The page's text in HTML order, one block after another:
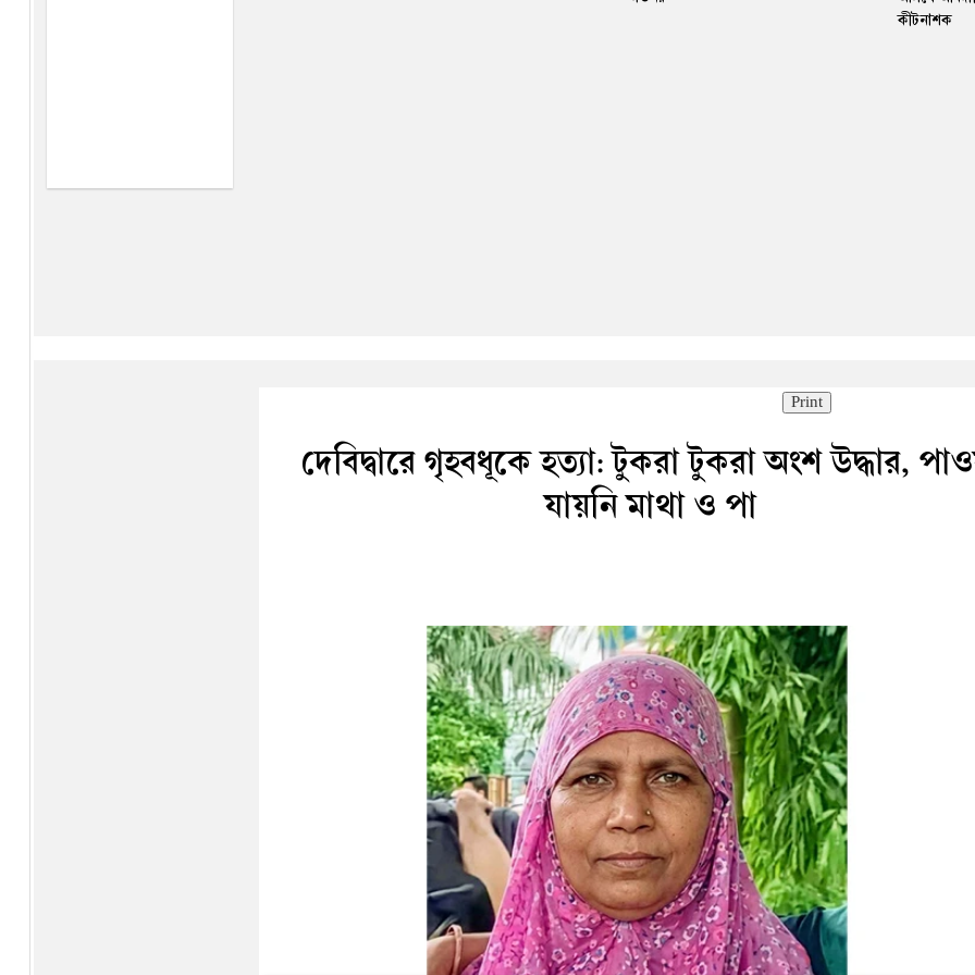
কীটনাশক
Print
দেবিদ্বারে গৃহবধূকে হত্যা: টুকরা টুকরা অংশ উদ্ধার,
যায়নি মাথা ও পা